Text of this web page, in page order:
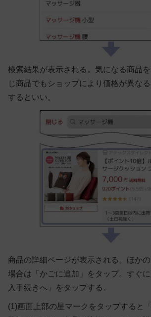
検索結果が表示される。気になる商品
じ商品でもショップにより価格が異な
するといい。
商品の詳細ページが表示される。ほか
場合は「かごに追加」をタップ。すぐ
入手続きへ」をタップする。
(1)画面上部の星マークをタップすると